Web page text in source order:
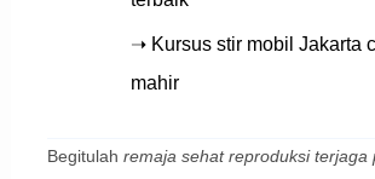
➝ Kursus stir mobil Jakarta
mahir
Begitulah remaja sehat reproduksi terjaga